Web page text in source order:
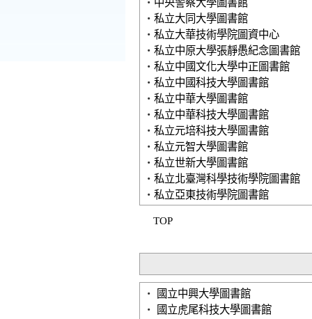
‧ 中央警察大學圖書館
‧ 私立大同大學圖書館
‧ 私立大華技術學院圖資中心
‧ 私立中原大學張靜愚紀念圖書館
‧ 私立中國文化大學中正圖書館
‧ 私立中國科技大學圖書館
‧ 私立中華大學圖書館
‧ 私立中華科技大學圖書館
‧ 私立元培科技大學圖書館
‧ 私立元智大學圖書館
‧ 私立世新大學圖書館
‧ 私立北臺灣科學技術學院圖書館
‧ 私立亞東技術學院圖書館
TOP
‧
國立中興大學圖書館
‧
國立虎尾科技大學圖書館